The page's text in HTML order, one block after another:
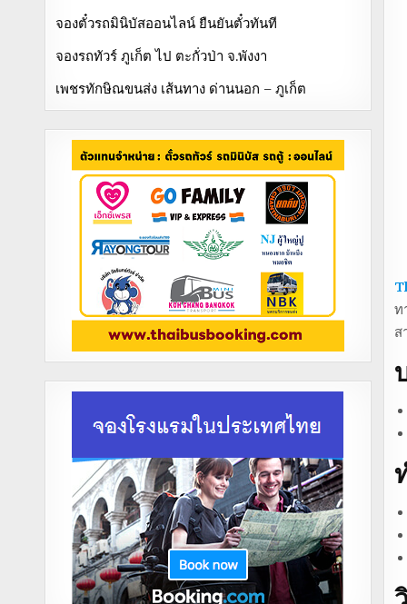
ท
ส
จองตั๋วรถมินิบัสออนไลน์ ยืนยันตั๋วทันที
จองรถทัวร์ ภูเก็ต ไป ตะกั่วป่า จ.พังงา
เพชรทักษิณขนส่ง เส้นทาง ด่านนอก – ภูเก็ต